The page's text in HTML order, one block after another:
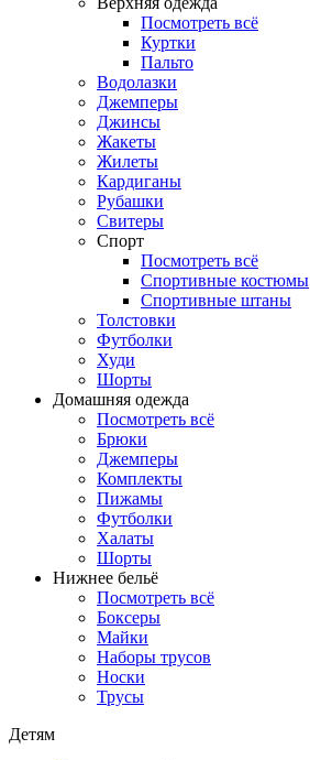
Посмотреть всё
Куртки
Пальто
Водолазки
Джемперы
Джинсы
Жакеты
Жилеты
Кардиганы
Рубашки
Свитеры
Спорт
Посмотреть всё
Спортивные костюмы
Спортивные штаны
Толстовки
Футболки
Худи
Шорты
Домашняя одежда
Посмотреть всё
Брюки
Джемперы
Комплекты
Пижамы
Футболки
Халаты
Шорты
Нижнее бельё
Посмотреть всё
Боксеры
Майки
Наборы трусов
Носки
Трусы
Детям